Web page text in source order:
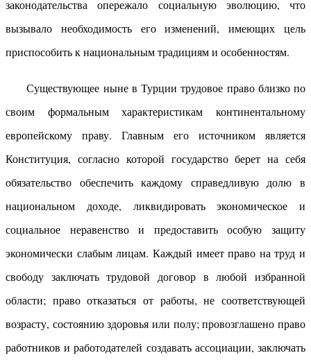
законодательства опережало социальную эволюцию, что
вызывало необходимость его изменений, имеющих цель
приспособить к национальным традициям и особенностям.
Существующее ныне в Турции трудовое право близко по
своим формальным характеристикам континентальному
европейскому праву. Главным его источником является
Конституция, согласно которой государство берет на себя
обязательство обеспечить каждому справедливую долю в
национальном доходе, ликвидировать экономическое и
социальное неравенство и предоставить особую защиту
экономически слабым лицам. Каждый имеет право на труд и
свободу заключать трудовой договор в любой избранной
области; право отказаться от работы, не соответствующей
возрасту, состоянию здоровья или полу; провозглашено право
работников и работодателей создавать ассоциации, заключать